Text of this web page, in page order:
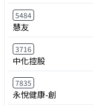
5484
慧友
3716
中化控股
7835
永悅健康-創